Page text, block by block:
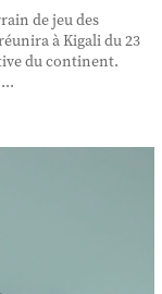
de jeu des
à Kigali du 23
du continent.